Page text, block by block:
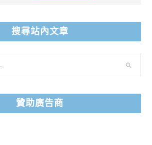
搜尋站內文章
贊助廣告商